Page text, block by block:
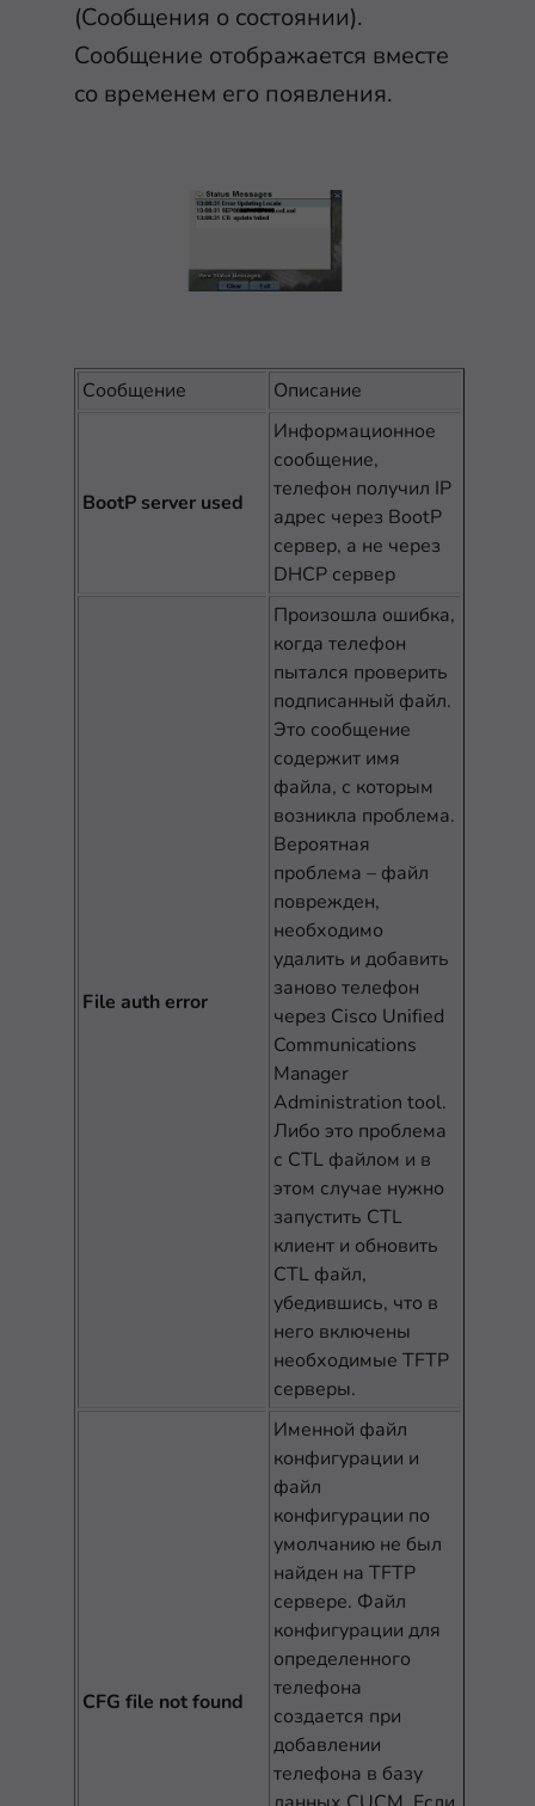
(Сообщения о состоянии).
Сообщение отображается вместе
со временем его появления.
Сообщение Описание
BootP server used
Информационное
сообщение,
телефон получил IP
адрес через BootP
сервер, а не через
DHCP сервер
File auth error
Произошла ошибка,
когда телефон
пытался проверить
подписанный файл.
Это сообщение
содержит имя
файла, с которым
возникла проблема.
Вероятная
проблема – файл
поврежден,
необходимо
удалить и добавить
заново телефон
через Cisco Unified
Communications
Manager
Administration tool.
Либо это проблема
с CTL файлом и в
этом случае нужно
запустить CTL
клиент и обновить
CTL файл,
убедившись, что в
него включены
необходимые TFTP
серверы.
CFG file not found
Именной файл
конфигурации и
файл
конфигурации по
умолчанию не был
найден на TFTP
сервере. Файл
конфигурации для
определенного
телефона
создается при
добавлении
телефона в базу